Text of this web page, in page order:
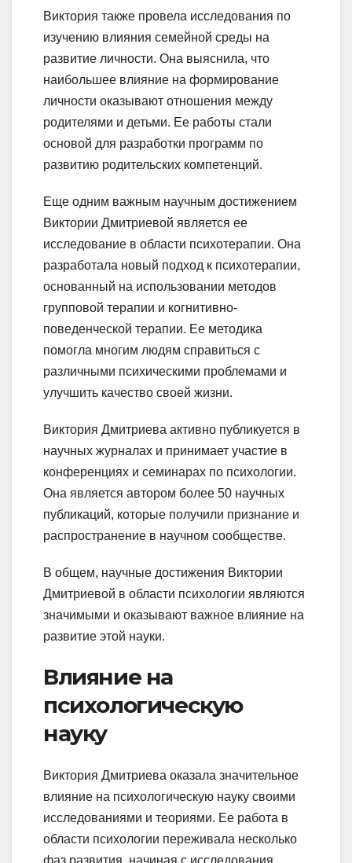
Виктория также провела исследования по
изучению влияния семейной среды на
развитие личности. Она выяснила, что
наибольшее влияние на формирование
личности оказывают отношения между
родителями и детьми. Ее работы стали
основой для разработки программ по
развитию родительских компетенций.
Еще одним важным научным достижением
Виктории Дмитриевой является ее
исследование в области психотерапии. Она
разработала новый подход к психотерапии,
основанный на использовании методов
групповой терапии и когнитивно-
поведенческой терапии. Ее методика
помогла многим людям справиться с
различными психическими проблемами и
улучшить качество своей жизни.
Виктория Дмитриева активно публикуется в
научных журналах и принимает участие в
конференциях и семинарах по психологии.
Она является автором более 50 научных
публикаций, которые получили признание и
распространение в научном сообществе.
В общем, научные достижения Виктории
Дмитриевой в области психологии являются
значимыми и оказывают важное влияние на
развитие этой науки.
Влияние на
психологическую
науку
Виктория Дмитриева оказала значительное
влияние на психологическую науку своими
исследованиями и теориями. Ее работа в
области психологии переживала несколько